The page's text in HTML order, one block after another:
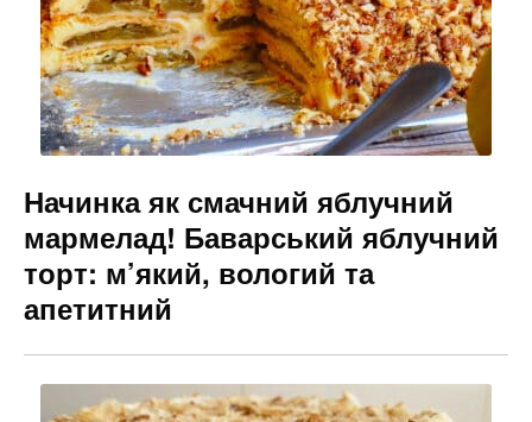
Начинка як смачний яблучний
мармелад! Баварський яблучний
торт: м’який, вологий та
апетитний